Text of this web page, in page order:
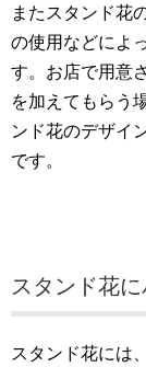
またスタンド花
の使用などによ
す。お店で用意
を加えてもらう
ンド花のデザイ
です。
スタンド花
スタンド花には